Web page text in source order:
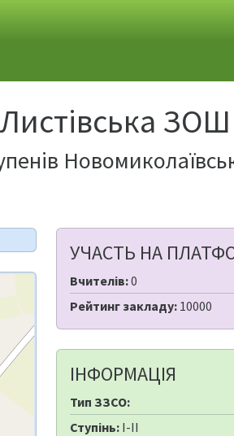
ЗОШ
УЧАСТЬ НА
Вчителів:0
Рейтинг закладу: 10000
ІНФОРМАЦІЯ
Тип ЗЗСО:
Ступінь: I-II